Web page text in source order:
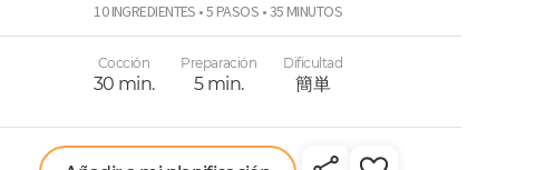
10 INGREDIENTES • 5 PASOS • 35 MINUTOS
Cocción
30 min.
Preparación
5 min.
Dificultad
簡単